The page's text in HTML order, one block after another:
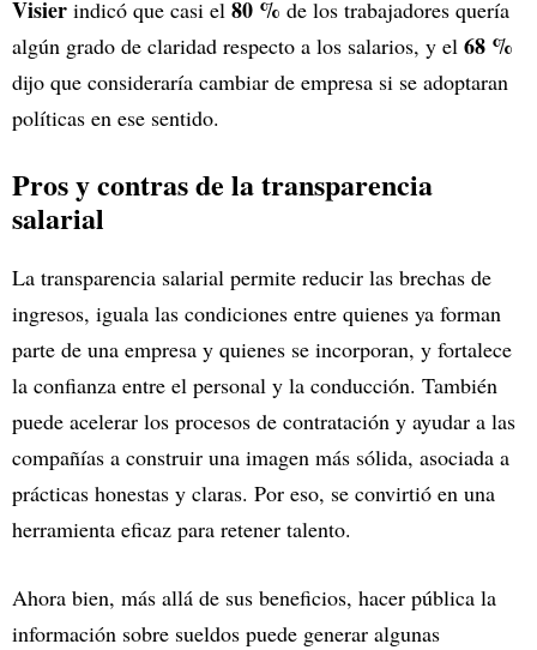
Visier indicó que casi el 80 % de los trabajadores quería
algún grado de claridad respecto a los salarios, y el 68 %
dijo que consideraría cambiar de empresa si se adoptaran
políticas en ese sentido.
Pros y contras de la transparencia
salarial
La transparencia salarial permite reducir las brechas de
ingresos, iguala las condiciones entre quienes ya forman
parte de una empresa y quienes se incorporan, y fortalece
la confianza entre el personal y la conducción. También
puede acelerar los procesos de contratación y ayudar a las
compañías a construir una imagen más sólida, asociada a
prácticas honestas y claras. Por eso, se convirtió en una
herramienta eficaz para retener talento.
Ahora bien, más allá de sus beneficios, hacer pública la
información sobre sueldos puede generar algunas